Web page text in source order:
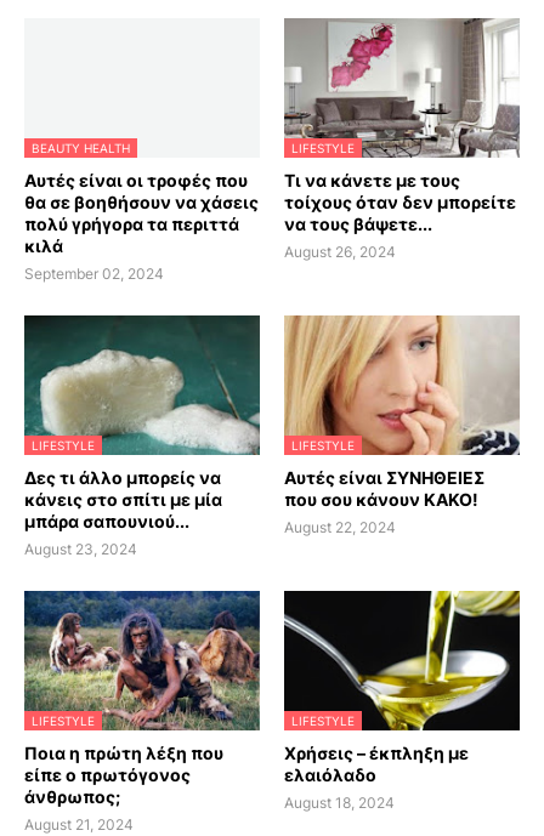
BEAUTY HEALTH
Αυτές είναι οι τροφές που
θα σε βοηθήσουν να χάσεις
πολύ γρήγορα τα περιττά
κιλά
September 02, 2024
LIFESTYLE
Τι να κάνετε με τους
τοίχους όταν δεν μπορείτε
να τους βάψετε...
August 26, 2024
LIFESTYLE
Δες τι άλλο μπορείς να
κάνεις στο σπίτι με μία
μπάρα σαπουνιού...
August 23, 2024
LIFESTYLE
Αυτές είναι ΣΥΝΗΘΕΙΕΣ
που σου κάνουν ΚΑΚΟ!
August 22, 2024
LIFESTYLE
Ποια η πρώτη λέξη που
είπε ο πρωτόγονος
άνθρωπος;
August 21, 2024
LIFESTYLE
Χρήσεις – έκπληξη με
ελαιόλαδο
August 18, 2024